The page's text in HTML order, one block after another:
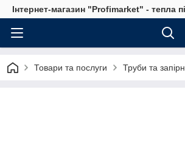
Інтернет-магазин "Profimarket" - тепла
Товари та послуги Труби та